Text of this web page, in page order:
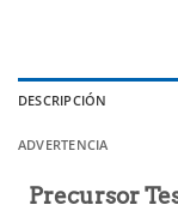
DESCRIPCIÓN
ADVERTENCIA
Precursor